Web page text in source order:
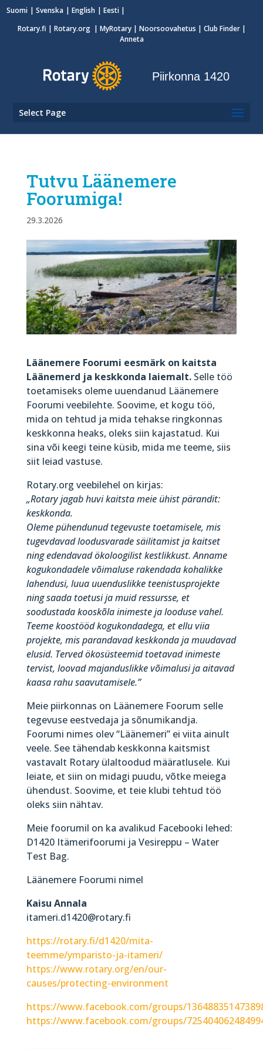
Suomi Svenska English
Eesti
Rotary.fi | Rotary.org | MyRotary| Noorsoovahetus | Club Finder|
Anneta
Piirkonna 1420
Select Page
Tutvu Läänemere
Foorumiga!
29.3.2026
Läänemere Foorumi eesmärk on kaitsta
Läänemerd ja keskkonda laiemalt.Selle töö
toetamiseks oleme uuendanud Läänemere
Foorumi veebilehte. Soovime, et kogu töö,
mida on tehtud ja mida tehakse ringkonnas
keskkonna heaks, oleks siin kajastatud. Kui
sina või keegi teine küsib, mida me teeme, siis
siit leiad vastuse.
Rotary.org veebilehel on kirjas:
„Rotary jagab huvi kaitsta meie ühist pärandit:
keskkonda.
Oleme pühendunud tegevuste toetamisele, mis
tugevdavad loodusvarade säilitamist ja kaitset
ning edendavad ökoloogilist kestlikkust. Anname
kogukondadele võimaluse rakendada kohalikke
lahendusi, luua uuenduslikke teenistusprojekte
ning saada toetusi ja muid ressursse, et
soodustada kooskõla inimeste ja looduse vahel.
Teeme koostööd kogukondadega, et ellu viia
projekte, mis parandavad keskkonda ja muudavad
elusid. Terved ökosüsteemid toetavad inimeste
tervist, loovad majanduslikke võimalusi ja aitavad
kaasa rahu saavutamisele.”
Meie piirkonnas on Läänemere Foorum selle
tegevuse eestvedaja ja sõnumikandja.
Foorumi nimes olev “Läänemeri” ei viita ainult
veele. See tähendab keskkonna kaitsmist
vastavalt Rotary ülaltoodud määratlusele. Kui
leiate, et siin on midagi puudu, võtke meiega
ühendust. Soovime, et teie klubi tehtud töö
oleks siin nähtav.
Meie foorumil on ka avalikud Facebooki lehed:
D1420 Itämerifoorumi ja Vesireppu – Water
Test Bag.
Läänemere Foorumi nimel
Kaisu Annala
itameri.d1420@rotary.fi
https://rotary.fi/d1420/mita-
teemme/ymparisto-ja-itameri/
https://www.rotary.org/en/our-
causes/protecting-environment
https://www.facebook.com/groups/
https://www.facebook.com/groups/